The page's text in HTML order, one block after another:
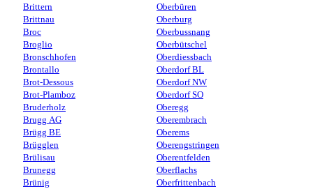
Brittern
Brittnau
Broc
Broglio
Bronschhofen
Brontallo
Brot-Dessous
Brot-Plamboz
Bruderholz
Brugg AG
Brügg BE
Brügglen
Brülisau
Brunegg
Brünig
Oberbüren
Oberburg
Oberbussnang
Oberbütschel
Oberdiessbach
Oberdorf BL
Oberdorf NW
Oberdorf SO
Oberegg
Oberembrach
Oberems
Oberengstringen
Oberentfelden
Oberflachs
Oberfrittenbach